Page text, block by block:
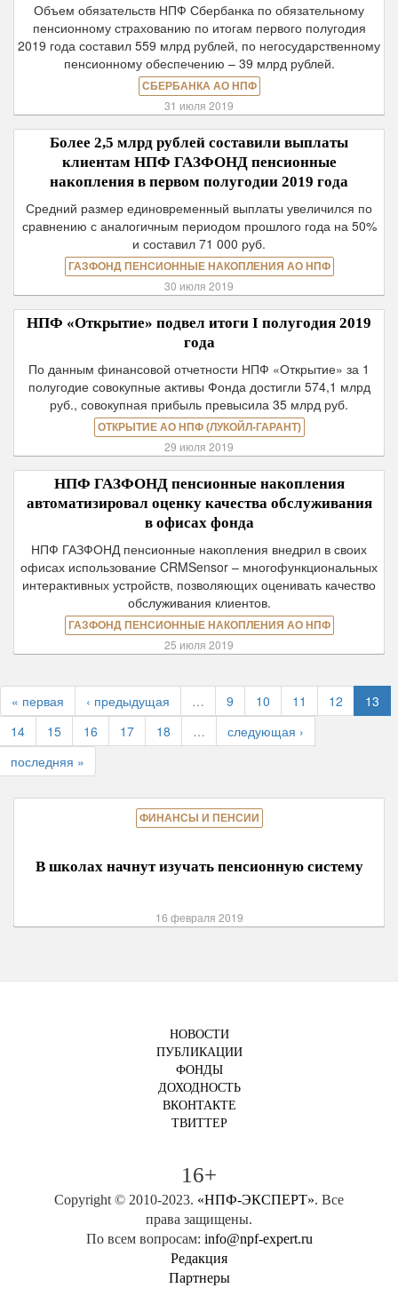
Объем обязательств НПФ Сбербанка по обязательному
пенсионному страхованию по итогам первого полугодия
2019 года составил 559 млрд рублей, по негосударственному
пенсионному обеспечению – 39 млрд рублей.
СБЕРБАНКА АО НПФ
31 июля 2019
Более 2,5 млрд рублей составили выплаты
клиентам НПФ ГАЗФОНД пенсионные
накопления в первом полугодии 2019 года
Средний размер единовременный выплаты увеличился по
сравнению с аналогичным периодом прошлого года на 50%
и составил 71 000 руб.
ГАЗФОНД ПЕНСИОННЫЕ НАКОПЛЕНИЯ АО НПФ
30 июля 2019
НПФ «Открытие» подвел итоги I полугодия 2019
года
По данным финансовой отчетности НПФ «Открытие» за 1
полугодие совокупные активы Фонда достигли 574,1 млрд
руб., совокупная прибыль превысила 35 млрд руб.
ОТКРЫТИЕ АО НПФ (ЛУКОЙЛ-ГАРАНТ)
29 июля 2019
НПФ ГАЗФОНД пенсионные накопления
автоматизировал оценку качества обслуживания
в офисах фонда
НПФ ГАЗФОНД пенсионные накопления внедрил в своих
офисах использование CRMSensor – многофункциональных
интерактивных устройств, позволяющих оценивать качество
обслуживания клиентов.
ГАЗФОНД ПЕНСИОННЫЕ НАКОПЛЕНИЯ АО НПФ
25 июля 2019
« первая ‹ предыдущая … 9 10 11 12
13
14
15 16 17 18 …
следующая ›
последняя »
ФИНАНСЫ И ПЕНСИИ
В школах начнут изучать пенсионную систему
16 февраля 2019
НОВОСТИ
ПУБЛИКАЦИИ
ФОНДЫ
ДОХОДНОСТЬ
ВКОНТАКТЕ
ТВИТТЕР
16+
Copyright © 2010-2023. «НПФ-ЭКСПЕРТ». Все
права защищены.
По всем вопросам: info@npf-expert.ru
Редакция
Партнеры